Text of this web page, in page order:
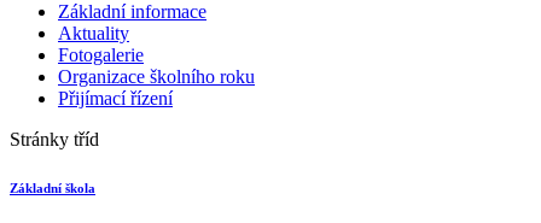
Základní informace
Aktuality
Fotogalerie
Organizace školního roku
Přijímací řízení
Stránky tříd
Základní škola